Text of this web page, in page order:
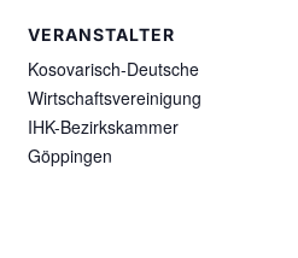
VERANSTALTER
Kosovarisch-Deutsche
Wirtschaftsvereinigung
IHK-Bezirkskammer
Göppingen